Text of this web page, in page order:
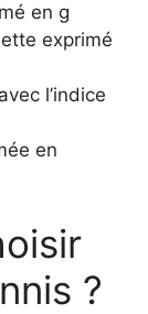
en g
exprimé
l’indice
en
?